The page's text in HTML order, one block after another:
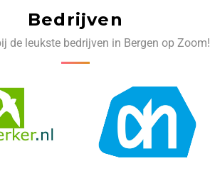
Bedrijven
de leukste bedrijven in Bergen op Zoom!